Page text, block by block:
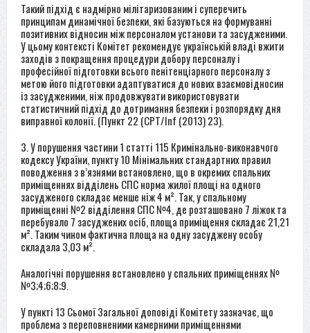
Такий підхід є надмірно мілітаризованим і суперечить
принципам динамічної безпеки, які базуються на формуванні
позитивних відносин між персоналом установи та засудженими.
У цьому контексті Комітет рекомендує українській владі вжити
заходів з покращення процедури добору персоналу і
професійної підготовки всього пенітенціарного персоналу з
метою його підготовки адаптуватися до нових взаємовідносин
із засудженими, ніж продовжувати використовувати
статистичний підхід до дотримання безпеки і розпорядку дня
виправної колонії. (Пункт 22 (CPT/Inf (2013) 23).
3. У порушення частини 1 статті 115 Кримінально-виконавчого
кодексу України, пункту 10 Мінімальних стандартних правил
поводження з в’язнями встановлено, що в окремих спальних
приміщеннях відділень СПС норма жилої площі на одного
засудженого складає менше ніж 4 м². Так, у спальному
приміщенні №2 відділення СПС №4, де розташовано 7 ліжок та
перебувало 7 засуджених осіб, площа приміщення складає 21,21
м². Таким чином фактична площа на одну засуджену особу
складала 3,03 м².
Аналогічні порушення встановлено у спальних приміщеннях №
№3;4;6;8;9.
У пункті 13 Сьомої Загальної доповіді Комітету зазначає, що
проблема з переповненими камерними приміщеннями